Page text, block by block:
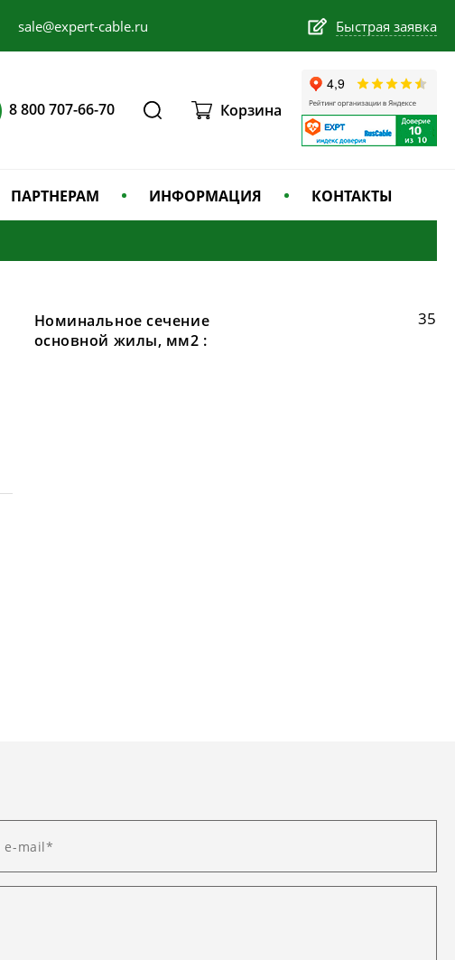
sale@expert-cable.ru Быстрая заявка
8 800 707-66-70 Корзина
ПАРТНЕРАМ ИНФОРМАЦИЯ КОНТАКТЫ
Номинальное сечение
основной жилы, мм2 :
35